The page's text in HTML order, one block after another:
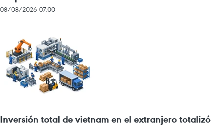
08/08/2026 07:00
Inversión total de vietnam en el extranjero totalizó